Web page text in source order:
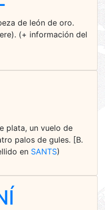
de león de oro.
(+ información del
plata, un vuelo de
palos de gules. [B.
en SANTS)